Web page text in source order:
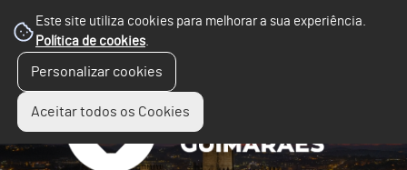
Este site utiliza cookies para melhorar a sua experiência.
Política de cookies.
Personalizar cookies
Aceitar todos os Cookies